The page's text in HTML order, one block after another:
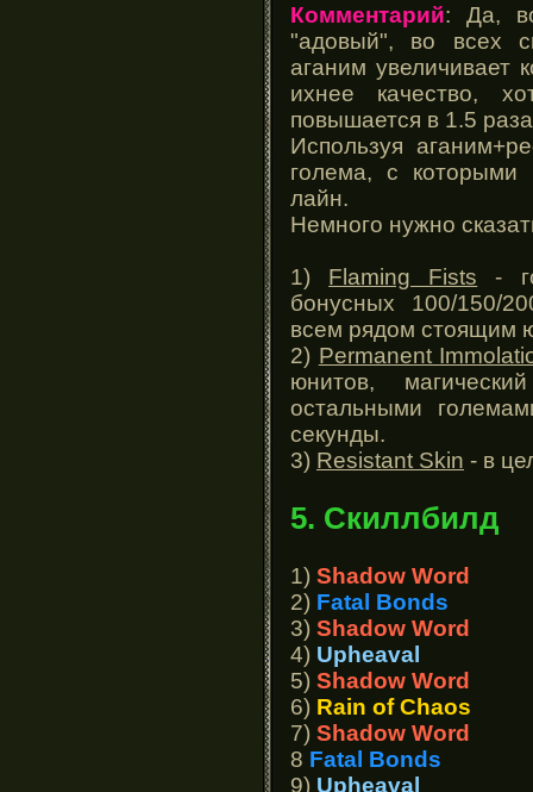
Комментарий: Да,
"адовый", во всех
аганим увеличивает
ихнее качество,
повышается в 1.5
Используя
голема, с которыми
лайн.
Немного нужно
1) Flaming Fists -
бонусных 100/150/
всем рядом стоящим
2) Permanent
юнитов,
остальными
секунды.
3) Resistant Skin - в
5. Скиллбилд
1) Shadow Word
2) Fatal Bonds
3) Shadow Word
4) Upheaval
5) Shadow Word
6) Rain of Chaos
7) Shadow Word
8 Fatal Bonds
9) Upheaval